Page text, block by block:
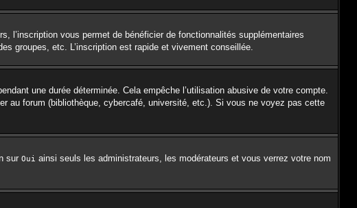
l’inscription vous permet de bénéficier de fonctionnalités supplémentaires
groupes, etc. L’inscription est rapide et vivement conseillée.
une durée déterminée. Cela empêche l’utilisation abusive de votre compte.
au forum (bibliothèque, cybercafé, université, etc.). Si vous ne voyez pas cette
sur Oui ainsi seuls les administrateurs, les modérateurs et vous verrez votre nom